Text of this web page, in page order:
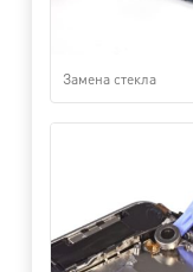
Замена стекла